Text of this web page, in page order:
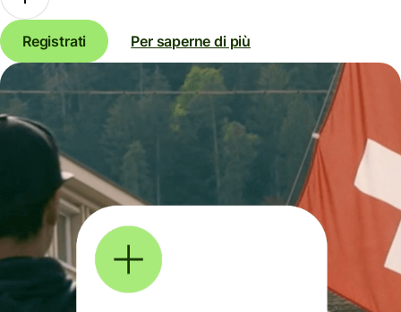
Registrati Per saperne di più